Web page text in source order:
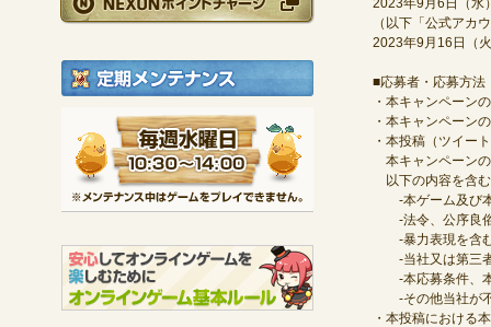
毎週水曜日 10:30
※メンテナンス中は
2023年9月6日（水
（以下「公式アカ
2023年9月16日（
■応募者・応募方法
・本キャンペーン
・本キャンペーン
・本投稿（ツイー
本キャンペーン
以下の内容を含
‐本ゲーム及び本
‐法令、公序良
‐暴力表現を含
‐当社又は第三者
‐本応募条件、本
‐その他当社が
・本投稿における